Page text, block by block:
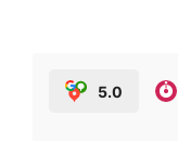
5.0